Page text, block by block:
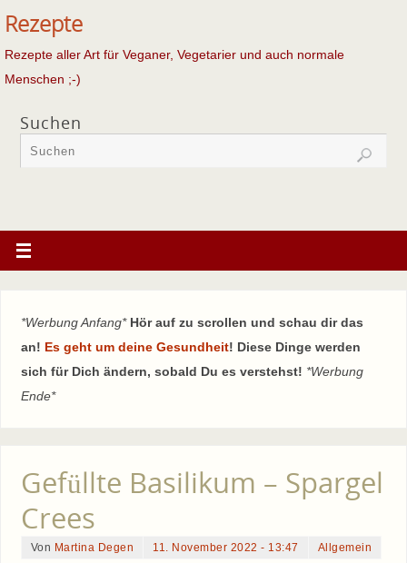
Rezepte
Rezepte aller Art für Veganer, Vegetarier und auch normale
Menschen ;-)
Suchen
*Werbung Anfang* Hör auf zu scrollen und schau dir das
an! Es geht um deine Gesundheit! Diese Dinge werden
sich für Dich ändern, sobald Du es verstehst! *Werbung
Ende*
Gefüllte Basilikum – Spargel
Crees
Von Martina Degen 11. November 2022 - 13:47 Allgemein